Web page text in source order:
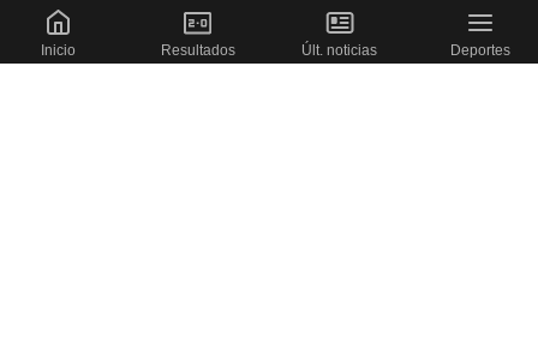
Inicio Resultados Últ. noticias Deportes